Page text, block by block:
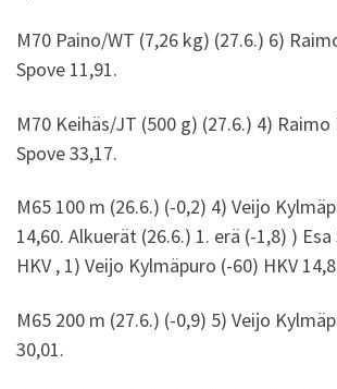
M70 Paino/WT (7,26 kg) (27.6.) 6)
Spove 11,91.
M70 Keihäs/JT (500 g) (27.6.) 4) Raimo
Spove 33,17.
M65 100 m (26.6.) (-0,2) 4) Veijo
14,60. Alkuerät (26.6.) 1. erä (-1,8) )
HKV , 1) Veijo Kylmäpuro (-60) HKV
M65 200 m (27.6.) (-0,9) 5) Veijo
30,01.